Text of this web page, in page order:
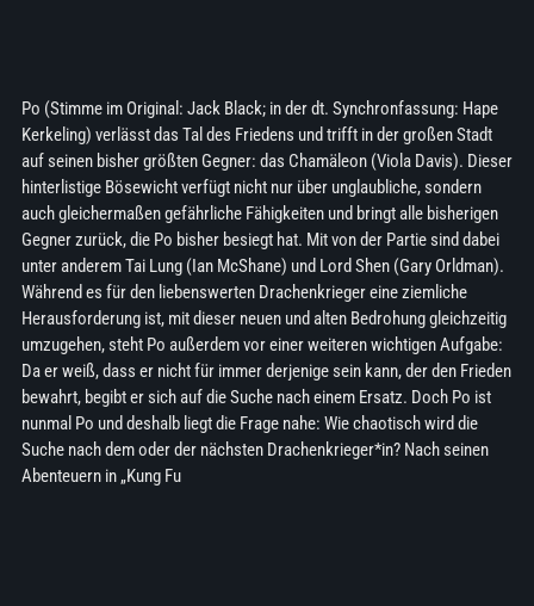
Po (Stimme im Original: Jack Black; in der dt. Synchronfassung: Hape
Kerkeling) verlässt das Tal des Friedens und trifft in der großen Stadt
auf seinen bisher größten Gegner: das Chamäleon (Viola Davis). Dieser
hinterlistige Bösewicht verfügt nicht nur über unglaubliche, sondern
auch gleichermaßen gefährliche Fähigkeiten und bringt alle bisherigen
Gegner zurück, die Po bisher besiegt hat. Mit von der Partie sind dabei
unter anderem Tai Lung (Ian McShane) und Lord Shen (Gary Orldman).
Während es für den liebenswerten Drachenkrieger eine ziemliche
Herausforderung ist, mit dieser neuen und alten Bedrohung gleichzeitig
umzugehen, steht Po außerdem vor einer weiteren wichtigen Aufgabe:
Da er weiß, dass er nicht für immer derjenige sein kann, der den Frieden
bewahrt, begibt er sich auf die Suche nach einem Ersatz. Doch Po ist
nunmal Po und deshalb liegt die Frage nahe: Wie chaotisch wird die
Suche nach dem oder der nächsten Drachenkrieger*in? Nach seinen
Abenteuern in „Kung Fu